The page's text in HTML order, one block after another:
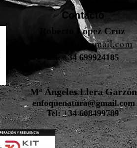
Contacto
Roberto López Cruz
robertolc66@gmail.com
Tel: +34 699924185
Mª Ángeles Llera Garzón
enfoquenatura@gmail.com
Tel: +34 608499789